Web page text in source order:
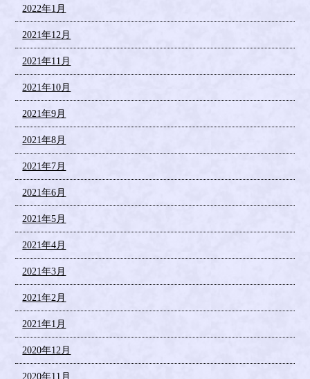
2022年1月
2021年12月
2021年11月
2021年10月
2021年9月
2021年8月
2021年7月
2021年6月
2021年5月
2021年4月
2021年3月
2021年2月
2021年1月
2020年12月
2020年11月